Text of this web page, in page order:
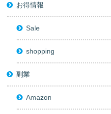
お得情報
Sale
shopping
副業
Amazon